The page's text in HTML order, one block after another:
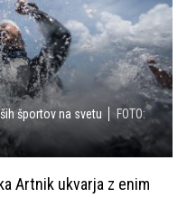
športov na svetu
FOTO:
Artnik ukvarja z enim